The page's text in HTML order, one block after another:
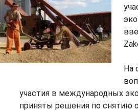
На
участия в международных
приняты решения по снятию